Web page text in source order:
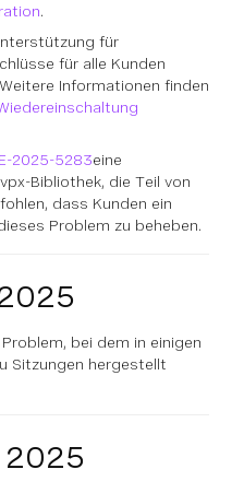
.
für
für alle Kunden
Informationen finden
2025-5283eine
Bibliothek, die Teil von
dass Kunden ein
Problem zu beheben.
bei dem in einigen
Sitzungen hergestellt